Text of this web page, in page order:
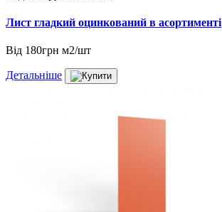
Лист гладкий оцинкований в асортименті
Від 180грн м2/шт
Детальніше